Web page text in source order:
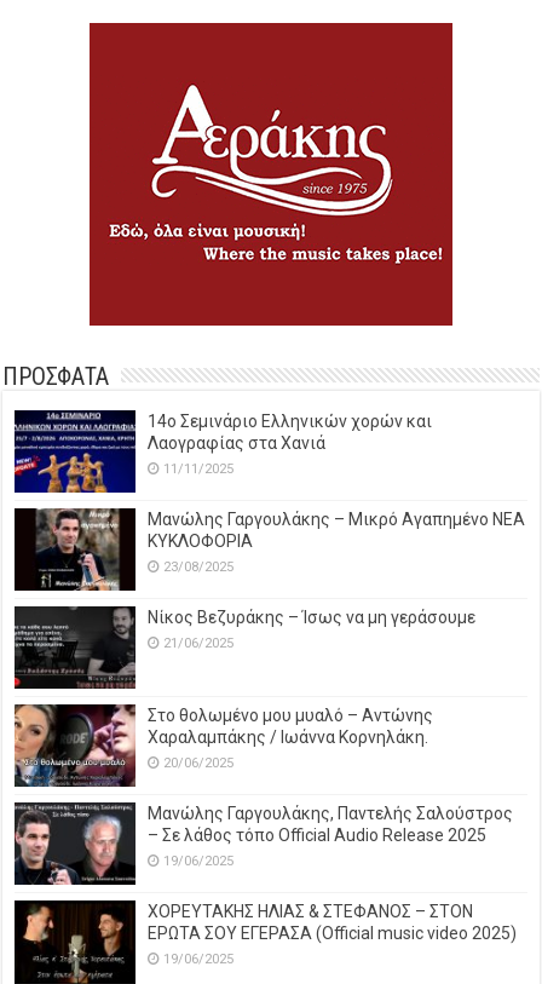
ΠΡΟΣΦΑΤΑ
14o Σεμινάριο Ελληνικών χορών και
Λαογραφίας στα Χανιά
11/11/2025
Μανώλης Γαργουλάκης – Μικρό Αγαπημένο NEΑ
ΚΥΚΛΟΦΟΡΙΑ
23/08/2025
Νίκος Βεζυράκης – Ίσως να μη γεράσουμε
21/06/2025
Στο θολωμένο μου μυαλό – Αντώνης
Χαραλαμπάκης / Ιωάννα Κορνηλάκη.
20/06/2025
Μανώλης Γαργουλάκης, Παντελής Σαλούστρος
– Σε λάθος τόπο Official Audio Release 2025
19/06/2025
ΧΟΡΕΥΤΑΚΗΣ ΗΛΙΑΣ & ΣΤΕΦΑΝΟΣ – ΣΤΟΝ
ΕΡΩΤΑ ΣΟΥ ΕΓΕΡΑΣΑ (Official music video 2025)
19/06/2025